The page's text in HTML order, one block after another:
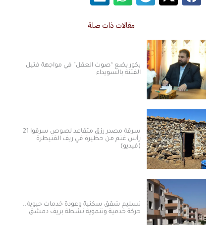
مقالات ذات صلة
بكور يضع “صوت العقل” في مواجهة فتيل
الفتنة بالسويداء
سرقة مصدر رزق متقاعد لصوص سرقوا 21
رأس غنم من حظيرة في ريف القنيطرة
(فيديو)
تسليم شقق سكنية وعودة خدمات حيوية..
حركة خدمية وتنموية نشطة بريف دمشق